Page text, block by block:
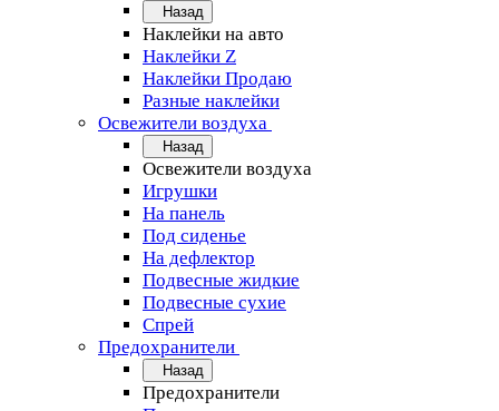
Назад
Наклейки на авто
Наклейки Z
Наклейки Продаю
Разные наклейки
Освежители воздуха
Назад
Освежители воздуха
Игрушки
На панель
Под сиденье
На дефлектор
Подвесные жидкие
Подвесные сухие
Спрей
Предохранители
Назад
Предохранители